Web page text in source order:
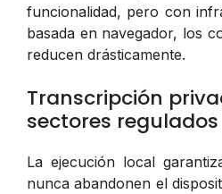
funcionalidad, pero con
basada en navegador, los
reducen drásticamente.
Transcripción
sectores regulados
La ejecución local
nunca abandonen el